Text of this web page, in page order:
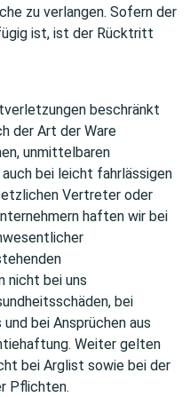
zu verlangen. Sofern der
ist, ist der Rücktritt
beschränkt
der Art der Ware
unmittelbaren
bei leicht fahrlässigen
Vertreter oder
haften wir bei
nicht bei uns
bei
bei Ansprüchen aus
Weiter gelten
bei Arglist sowie bei der
Pflichten.